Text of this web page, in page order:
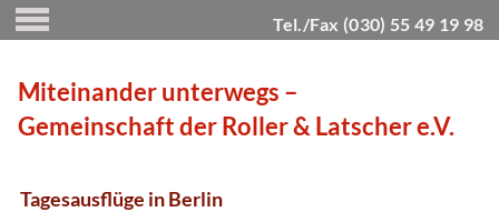
Tel./Fax (030) 55 49 19 98
Miteinander unterwegs –
Gemeinschaft der Roller & Latscher e.V.
Tagesausflüge in Berlin